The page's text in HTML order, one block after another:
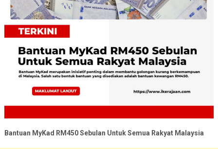
Bantuan MyKad RM450 Sebulan Untuk Semua Rakyat Malaysia